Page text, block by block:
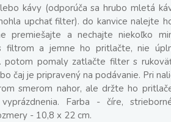
kávy (odporúča sa hrubo mletá
upchať filter). do kanvice nalejte
premiešajte a nechajte niekoľko
filtrom a jemne ho pritlačte, nie
potom pomaly zatlačte filter s
čaj je pripravený na podávanie. Pri
smerom nahor, ale držte ho
Farba - číre,
- 10,8 x 22 cm.